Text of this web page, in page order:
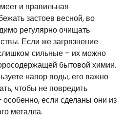
и правильная
застоев весной, во
регулярно очищать
Если же загрязнение
сильные – их можно
бытовой химии.
напор воды, его важно
чтобы не повредить
если сделаны они из
металла.